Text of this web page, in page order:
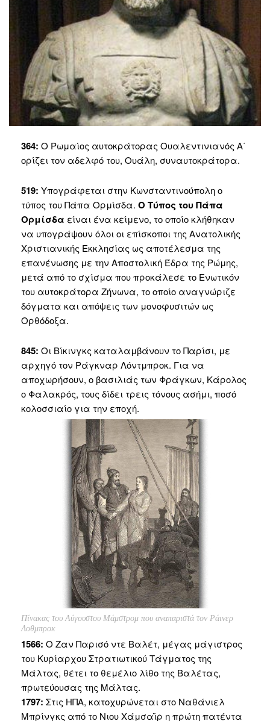
364: Ο Ρωμαίος αυτοκράτορας Ουαλεντινιανός Α΄
ορίζει τον αδελφό του, Ουάλη, συναυτοκράτορα.
519: Υπογράφεται στην Κωνσταντινούπολη ο
τύπος του Πάπα Ορμίσδα. Ο Τύπος του Πάπα
Ορμίσδα είναι ένα κείμενο, το οποίο κλήθηκαν
να υπογράψουν όλοι οι επίσκοποι της Ανατολικής
Χριστιανικής Εκκλησίας ως αποτέλεσμα της
επανένωσης με την Αποστολική Έδρα της Ρώμης,
μετά από το σχίσμα που προκάλεσε το Ενωτικόν
του αυτοκράτορα Ζήνωνα, το οποίο αναγνώριζε
δόγματα και απόψεις των μονοφυσιτών ως
Ορθόδοξα.
845: Οι Βίκινγκς καταλαμβάνουν το Παρίσι, με
αρχηγό τον Ράγκναρ Λόντμπροκ. Για να
αποχωρήσουν, ο βασιλιάς των Φράγκων, Κάρολος
ο Φαλακρός, τους δίδει τρεις τόνους ασήμι, ποσό
κολοσσιαίο για την εποχή.
Πίνακας του Αύγουστου Μάμστρομ που αναπαριστά τον Ράινερ
Λοθμπροκ
1566: Ο Ζαν Παρισό ντε Βαλέτ, μέγας μάγιστρος
του Κυρίαρχου Στρατιωτικού Τάγματος της
Μάλτας, θέτει το θεμέλιο λίθο της Βαλέτας,
πρωτεύουσας της Μάλτας.
1797: Στις ΗΠΑ, κατοχυρώνεται στο Ναθάνιελ
Μπρίνγκς από το Νιου Χάμσαϊρ η πρώτη πατέντα